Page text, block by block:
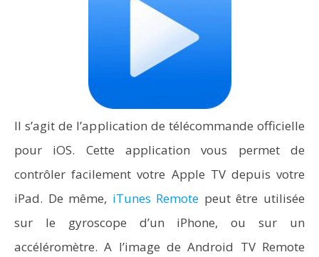
Il s’agit de l’application de télécommande officielle
pour iOS. Cette application vous permet de
contrôler facilement votre Apple TV depuis votre
iPad. De même, iTunes Remote peut être utilisée
sur le gyroscope d’un iPhone, ou sur un
accéléromètre. A l’image de Android TV Remote